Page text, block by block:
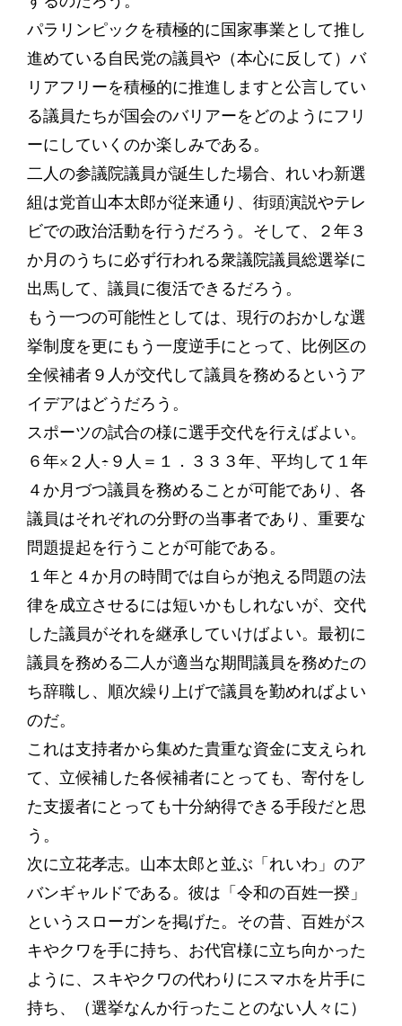
パラリンピックを積極的に国家事業として推し
進めている自民党の議員や（本心に反して）バ
リアフリーを積極的に推進しますと公言してい
る議員たちが国会のバリアーをどのようにフリ
ーにしていくのか楽しみである。
二人の参議院議員が誕生した場合、れいわ新選
組は党首山本太郎が従来通り、街頭演説やテレ
ビでの政治活動を行うだろう。そして、２年３
か月のうちに必ず行われる衆議院議員総選挙に
出馬して、議員に復活できるだろう。
もう一つの可能性としては、現行のおかしな選
挙制度を更にもう一度逆手にとって、比例区の
全候補者９人が交代して議員を務めるというア
イデアはどうだろう。
スポーツの試合の様に選手交代を行えばよい。
６年×２人÷９人＝１．３３３年、平均して１年
４か月づつ議員を務めることが可能であり、各
議員はそれぞれの分野の当事者であり、重要な
問題提起を行うことが可能である。
１年と４か月の時間では自らが抱える問題の法
律を成立させるには短いかもしれないが、交代
した議員がそれを継承していけばよい。最初に
議員を務める二人が適当な期間議員を務めたの
ち辞職し、順次繰り上げで議員を勤めればよい
のだ。
これは支持者から集めた貴重な資金に支えられ
て、立候補した各候補者にとっても、寄付をし
た支援者にとっても十分納得できる手段だと思
う。
次に立花孝志。山本太郎と並ぶ「れいわ」のア
バンギャルドである。彼は「令和の百姓一揆」
というスローガンを掲げた。その昔、百姓がス
キやクワを手に持ち、お代官様に立ち向かった
ように、スキやクワの代わりにスマホを片手に
持ち、（選挙なんか行ったことのない人々に）